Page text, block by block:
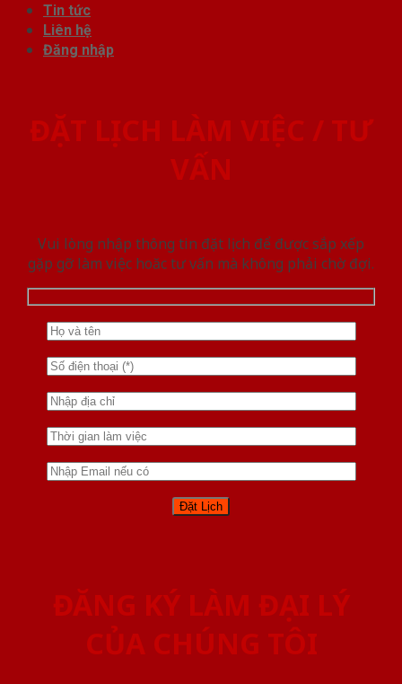
Tin tức
Liên hệ
Đăng nhập
ĐẶT LỊCH LÀM VIỆC / TƯ
VẤN
Vui lòng nhập thông tin đặt lịch để được sắp xếp
gặp gỡ làm việc hoăc tư vấn mà không phải chờ đợi.
ĐĂNG KÝ LÀM ĐẠI LÝ
CỦA CHÚNG TÔI